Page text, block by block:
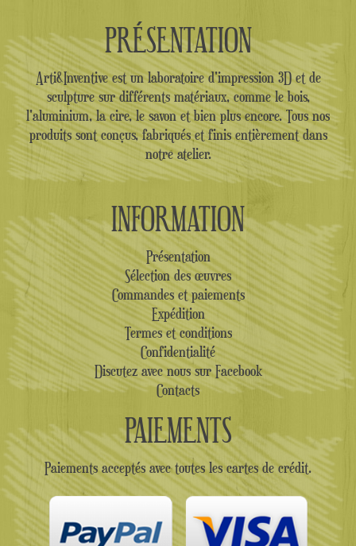
PRÉSENTATION
Arti&Inventive est un laboratoire d'impression 3D et de
sculpture sur différents matériaux, comme le bois,
l'aluminium, la cire, le savon et bien plus encore. Tous nos
produits sont conçus, fabriqués et finis entièrement dans
notre atelier.
INFORMATION
Présentation
Sélection des œuvres
Commandes et paiements
Expédition
Termes et conditions
Confidentialité
Discutez avec nous sur Facebook
Contacts
PAIEMENTS
Paiements acceptés avec toutes les cartes de crédit.